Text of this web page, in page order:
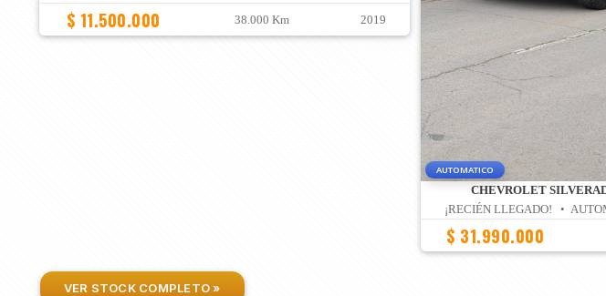
$ 11.500.000 38.000 Km 2019
AUTOMATICO
CHEVROLET
¡RECIÉN LLEGADO! •
$ 31.990.000
VER STOCK COMPLETO »